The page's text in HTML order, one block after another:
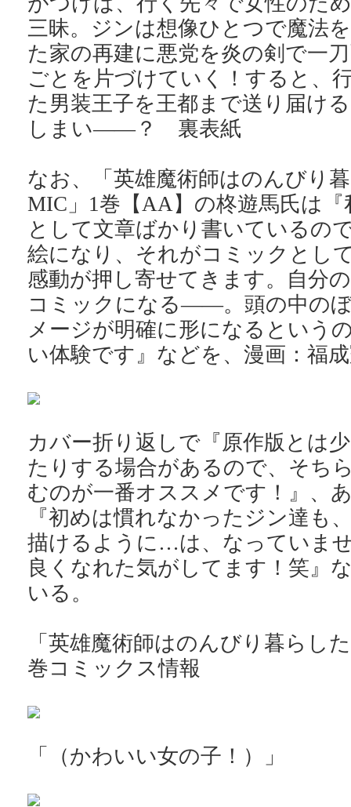
三昧。ジンは想像ひとつで魔法
た家の再建に悪党を炎の剣で一
ごとを片づけていく！すると、
た男装王子を王都まで送り届け
しまい――？ 裏表紙
なお、「英雄魔術師はのんびり
MIC」1巻【AA】の柊遊馬氏は
として文章ばかり書いているの
絵になり、それがコミックとし
感動が押し寄せてきます。自分
コミックになる――。頭の中の
メージが明確に形になるという
い体験です』などを、漫画：福
カバー折り返しで『原作版とは
たりする場合があるので、そち
むのが一番オススメです！』、
『初めは慣れなかったジン達も
描けるように…は、なっていま
良くなれた気がしてます！笑』
いる。
「英雄魔術師はのんびり暮らし
巻コミックス情報
「（かわいい女の子！）」